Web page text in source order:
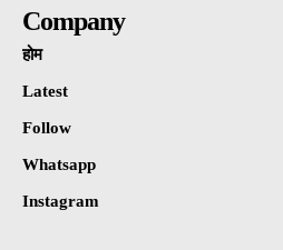
Company
होम
Latest
Follow
Whatsapp
Instagram